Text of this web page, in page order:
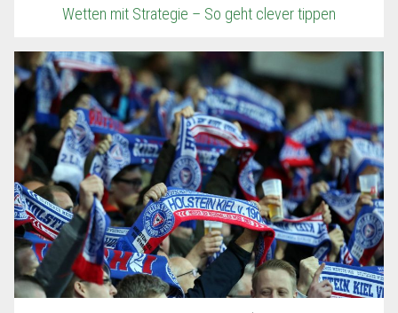
Wetten mit Strategie – So geht clever tippen